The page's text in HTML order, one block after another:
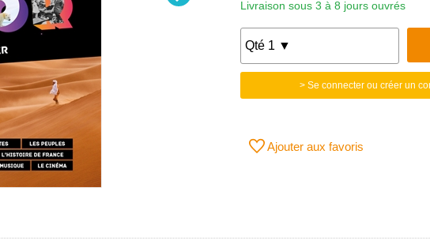
Livraison sous 3 à 8 jours ouvrés
> Se connecter ou créer un
Ajouter aux favoris